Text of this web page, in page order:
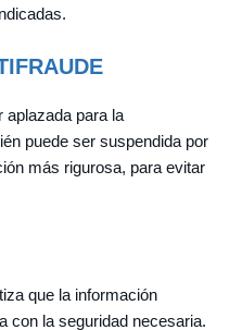
aplazada para la
puede ser suspendida por
más rigurosa, para evitar
que la información
con la seguridad necesaria.